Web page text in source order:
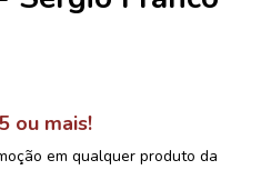
ou mais!
em qualquer produto da